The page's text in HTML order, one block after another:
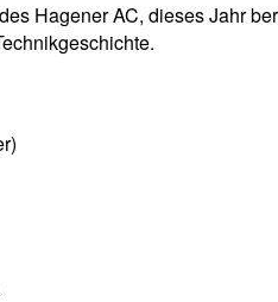
Hagener AC, dieses Jahr